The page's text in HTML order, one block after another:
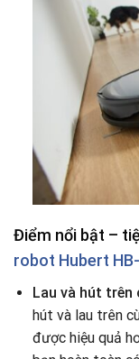
Điểm nổi bật –
robot Hubert
Lau và hút
hút và lau trên
được hiệu quả